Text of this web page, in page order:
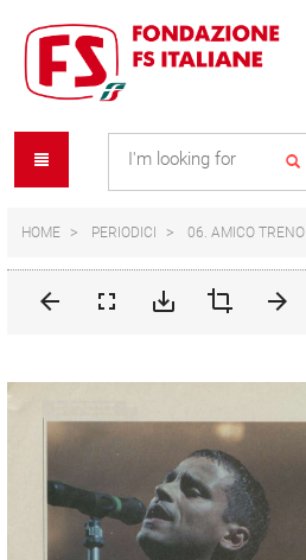
content
navigation
menu
HOME PERIODICI 06. AMICO TRENO